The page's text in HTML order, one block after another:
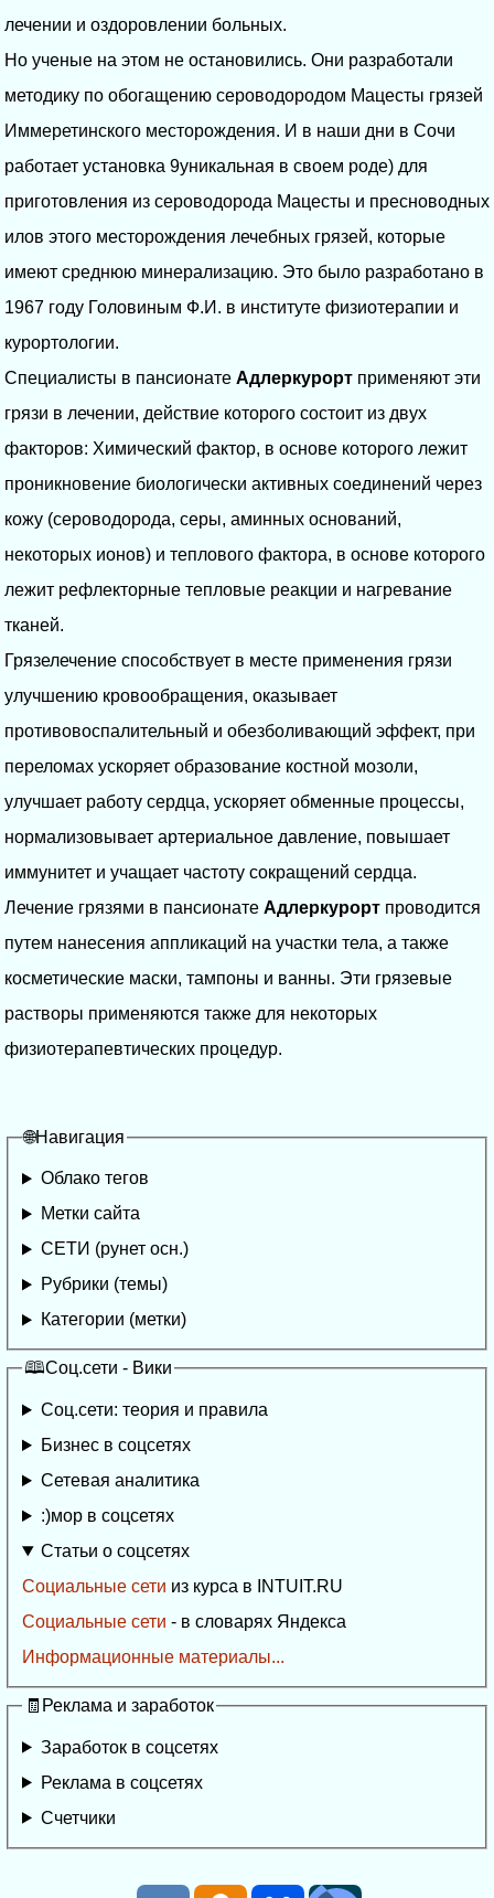
лечении и оздоровлении больных.
Но ученые на этом не остановились. Они разработали
методику по обогащению сероводородом Мацесты грязей
Иммеретинского месторождения. И в наши дни в Сочи
работает установка 9уникальная в своем роде) для
приготовления из сероводорода Мацесты и пресноводных
илов этого месторождения лечебных грязей, которые
имеют среднюю минерализацию. Это было разработано в
1967 году Головиным Ф.И. в институте физиотерапии и
курортологии.
Специалисты в пансионате Адлеркурорт применяют эти
грязи в лечении, действие которого состоит из двух
факторов: Химический фактор, в основе которого лежит
проникновение биологически активных соединений через
кожу (сероводорода, серы, аминных оснований,
некоторых ионов) и теплового фактора, в основе которого
лежит рефлекторные тепловые реакции и нагревание
тканей.
Грязелечение способствует в месте применения грязи
улучшению кровообращения, оказывает
противовоспалительный и обезболивающий эффект, при
переломах ускоряет образование костной мозоли,
улучшает работу сердца, ускоряет обменные процессы,
нормализовывает артериальное давление, повышает
иммунитет и учащает частоту сокращений сердца.
Лечение грязями в пансионате Адлеркурорт проводится
путем нанесения аппликаций на участки тела, а также
косметические маски, тампоны и ванны. Эти грязевые
растворы применяются также для некоторых
физиотерапевтических процедур.
🌐Навигация
Облако тегов
Метки сайта
СЕТИ (рунет осн.)
Рубрики (темы)
Категории (метки)
🕮Соц.сети - Вики
Соц.сети: теория и правила
Бизнес в соцсетях
Сетевая аналитика
:)мор в соцсетях
Статьи о соцсетях
Социальные сети из курса в INTUIT.RU
Социальные сети - в словарях Яндекса
Информационные материалы...
🧾Реклама и заработок
Заработок в соцсетях
Реклама в соцсетях
Счетчики